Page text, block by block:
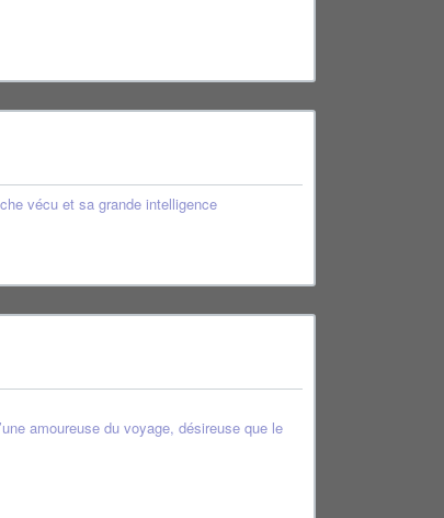
vécu et sa grande intelligence
amoureuse du voyage, désireuse que le